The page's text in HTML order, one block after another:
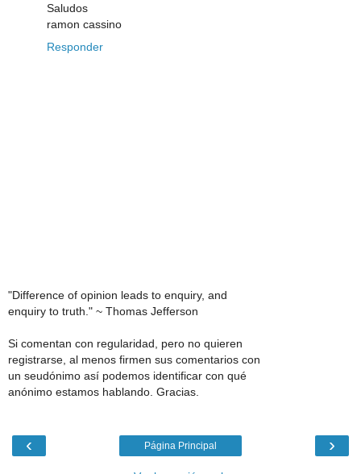
Saludos
ramon cassino
Responder
"Difference of opinion leads to enquiry, and
enquiry to truth." ~ Thomas Jefferson
Si comentan con regularidad, pero no quieren
registrarse, al menos firmen sus comentarios con
un seudónimo así podemos identificar con qué
anónimo estamos hablando. Gracias.
‹ ›
Página Principal